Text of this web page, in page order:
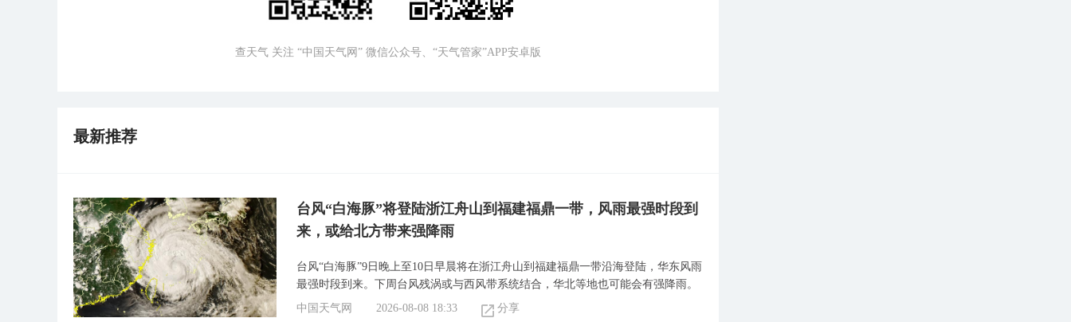
查天气 关注 “中国天气网” 微信公众号、“天气管家”APP安卓版
最新推荐
台风“白海豚”将登陆浙江舟山到福建福鼎一带，风雨最强时段到
来，或给北方带来强降雨
台风“白海豚”9日晚上至10日早晨将在浙江舟山到福建福鼎一带沿海登陆，华东风雨
最强时段到来。下周台风残涡或与西风带系统结合，华北等地也可能会有强降雨。
中国天气网
2026-08-08 18:33 分享